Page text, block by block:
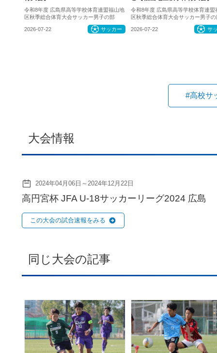
令和8年度 広島県高等学校体育連盟福山地
区秋季総合体育大会サッカー男子の部
2026-07-22 サッカー
令和8年度 広島県高等学校体育連盟
区秋季総合体育大会サッカー男子の
2026-07-22 サ
#高校サ
大会情報
2024年04月06日～2024年12月22日
高円宮杯 JFA U-18サッカーリーグ2024 広島
この大会の試合速報をみる
同じ大会の記事